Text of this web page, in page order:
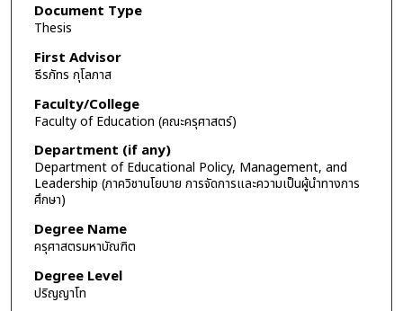
Document Type
Thesis
First Advisor
ธีรภัทร กุโลภาส
Faculty/College
Faculty of Education (คณะครุศาสตร์)
Department (if any)
Department of Educational Policy, Management, and
Leadership (ภาควิชานโยบาย การจัดการและความเป็นผู้นำทางการ
ศึกษา)
Degree Name
ครุศาสตรมหาบัณฑิต
Degree Level
ปริญญาโท